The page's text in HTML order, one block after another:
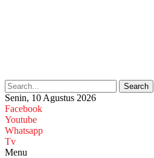
Search
Senin, 10 Agustus 2026
Facebook
Youtube
Whatsapp
Tv
Menu